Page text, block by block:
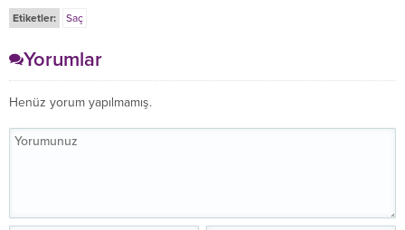
Etiketler: Saç
Yorumlar
Henüz yorum yapılmamış.